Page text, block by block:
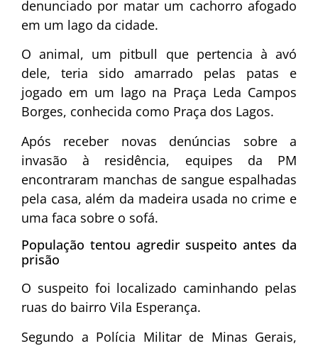
denunciado por matar um cachorro afogado
em um lago da cidade.
O animal, um pitbull que pertencia à avó
dele, teria sido amarrado pelas patas e
jogado em um lago na Praça Leda Campos
Borges, conhecida como Praça dos Lagos.
Após receber novas denúncias sobre a
invasão à residência, equipes da PM
encontraram manchas de sangue espalhadas
pela casa, além da madeira usada no crime e
uma faca sobre o sofá.
População tentou agredir suspeito antes da
prisão
O suspeito foi localizado caminhando pelas
ruas do bairro Vila Esperança.
Segundo a Polícia Militar de Minas Gerais,